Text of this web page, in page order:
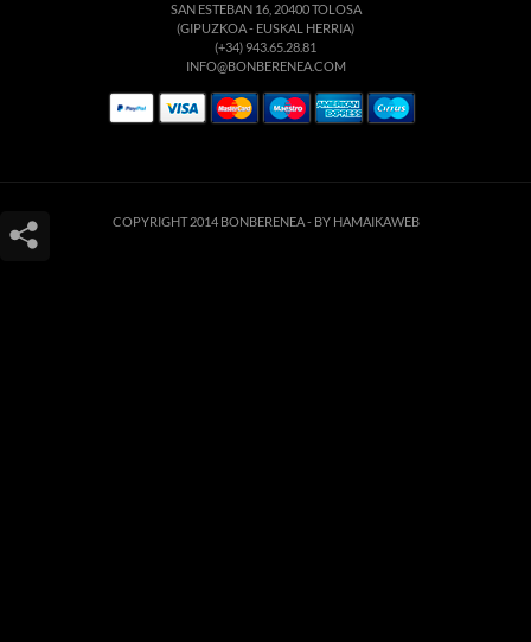
SAN ESTEBAN 16, 20400 TOLOSA
(GIPUZKOA - EUSKAL HERRIA)
(+34) 943.65.28.81
INFO@BONBERENEA.COM
COPYRIGHT 2014 BONBERENEA - BY HAMAIKAWEB